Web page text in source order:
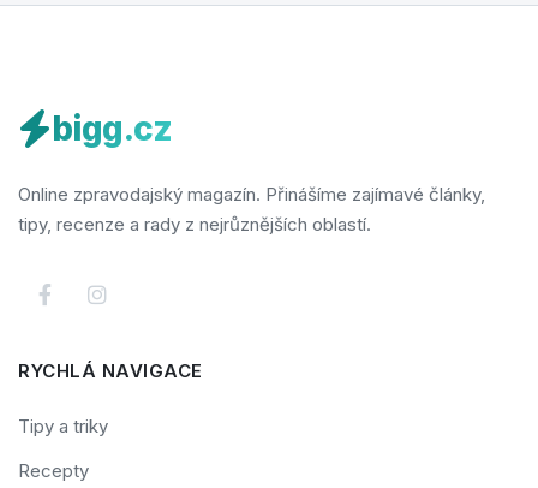
bigg.cz
Online zpravodajský magazín. Přinášíme zajímavé články,
tipy, recenze a rady z nejrůznějších oblastí.
RYCHLÁ NAVIGACE
Tipy a triky
Recepty